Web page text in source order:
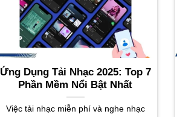
Ứng Dụng Tải Nhạc 2025: Top 7
Phần Mềm Nổi Bật Nhất
Việc tải nhạc miễn phí và nghe nhạc